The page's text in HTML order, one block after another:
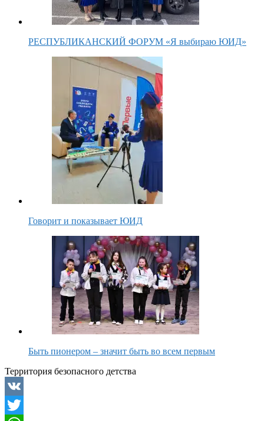
РЕСПУБЛИКАНСКИЙ ФОРУМ «Я выбираю ЮИД»
Говорит и показывает ЮИД
Быть пионером – значит быть во всем первым
Территория безопасного детства
VK